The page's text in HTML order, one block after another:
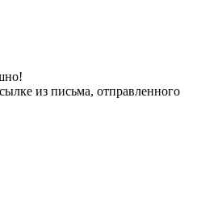
из письма, отправленного